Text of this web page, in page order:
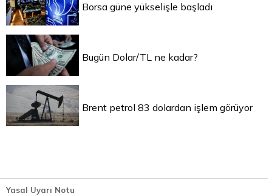
Borsa güne yükselişle başladı
Bugün Dolar/TL ne kadar?
Brent petrol 83 dolardan işlem görüyor
Yasal Uyarı Notu